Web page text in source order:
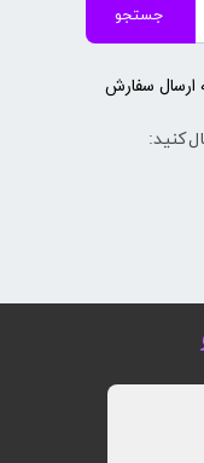
جستجو
کنید:
ارسال سفارش